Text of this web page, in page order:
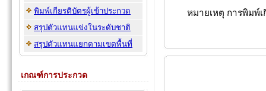
พิมพ์เกียรติบัตรผู้เข้าประกวด
สรุปตัวแทนแข่งในระดับชาติ
สรุปตัวแทนแยกตามเขตพื้นที่
เกณฑ์การประกวด
หมายเหตุ การพิมพ์เ